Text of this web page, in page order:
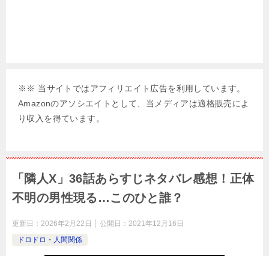
※※ 当サイトではアフィリエイト広告を利用しています。
Amazonのアソシエイトとして、当メディアは適格販売によ
り収入を得ています。
「隣人X」36話あらすじネタバレ感想！正体
不明の男性現る…このひと誰？
更新日： 2026年2月22日 公開日： 2021年12月16日
ドロドロ・人間関係